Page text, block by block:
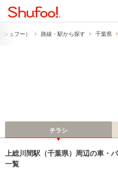
ュフー） 路線・駅から探す 千葉県
チラシ
上総川間駅（千葉県）周辺の車・
一覧